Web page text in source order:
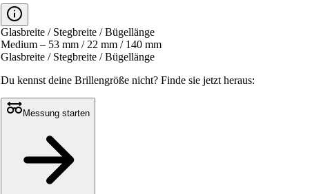
Glasbreite / Stegbreite / Bügellänge
Medium – 53 mm / 22 mm / 140 mm
Glasbreite / Stegbreite / Bügellänge
Du kennst deine Brillengröße nicht?Finde sie jetzt heraus:
Messung starten